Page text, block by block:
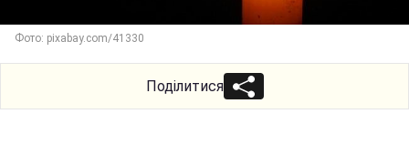
Фото: pixabay.com/41330
Поділитися